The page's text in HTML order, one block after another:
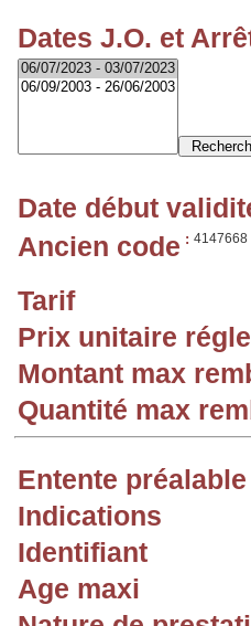
Dates J.O. et
Date début
Ancien code : 4147668
Tarif
Prix unitaire
Montant max
Quantité max
Entente préalable
Indications
Identifiant
Age maxi